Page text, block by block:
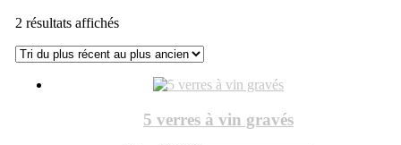
2 résultats affichésTrié
plus
ancien5 verres à vin gravés